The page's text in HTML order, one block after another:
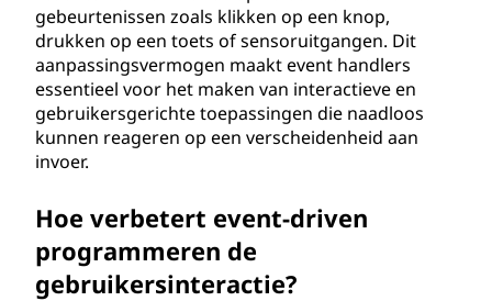
gebeurtenissen zoals klikken op een knop,
drukken op een toets of sensoruitgangen. Dit
aanpassingsvermogen maakt event handlers
essentieel voor het maken van interactieve en
gebruikersgerichte toepassingen die naadloos
kunnen reageren op een verscheidenheid aan
invoer.
Hoe verbetert event-driven
programmeren de
gebruikersinteractie?